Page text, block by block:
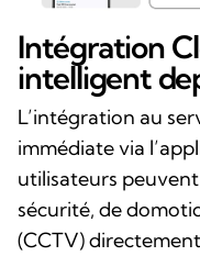
Intégration
intelligent
L’intégration au
immédiate via
utilisateurs
sécurité, de
(CCTV)